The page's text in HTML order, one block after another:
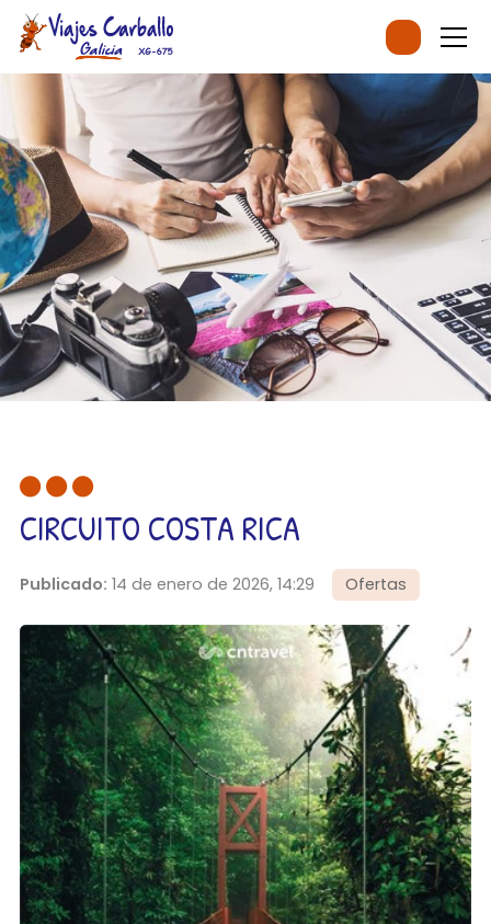
CIRCUITO COSTA RICA
Publicado: 14 de enero de 2026, 14:29 Ofertas